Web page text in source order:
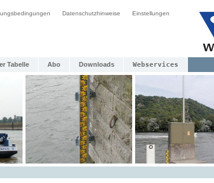
Datenschutzhinweise Einstellungen
Tabelle Abo Downloads Webservices